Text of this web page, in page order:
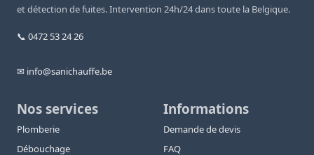
et détection de fuites. Intervention 24h/24 dans toute la Belgique.
📞 0472 53 24 26
✉ info@sanichauffe.be
Nos services
Plomberie
Débouchage
Informations
Demande de devis
FAQ